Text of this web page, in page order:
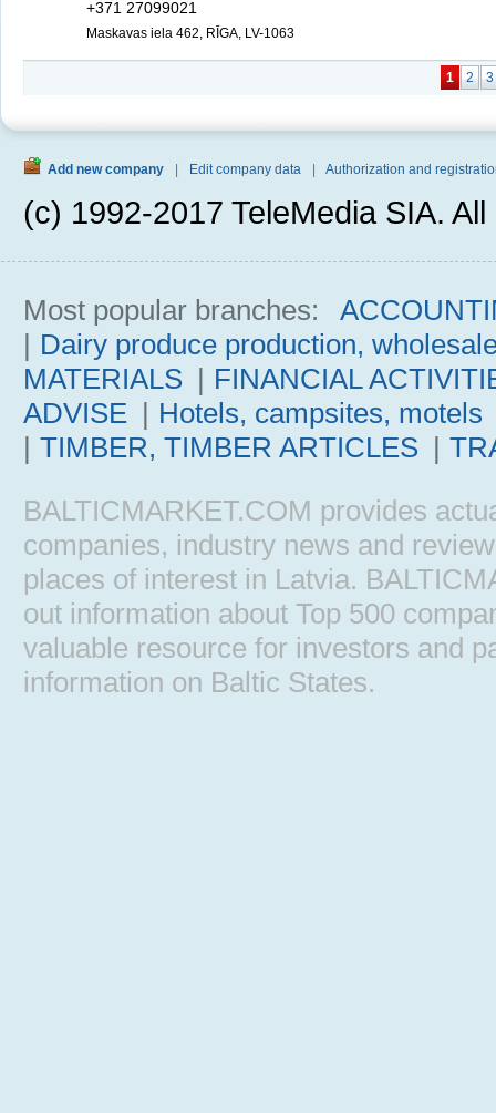
+371 27099021
Maskavas iela 462, RĪGA, LV-1063
1 2 3
Add new company Edit company data Authorization and
(c) 1992-2017 TeleMedia SIA.
Most popular branches:
| Dairy produce production,
MATERIALS | FINANCIAL
ADVISE | Hotels, campsites, motels
| TIMBER, TIMBER ARTICLES |
BALTICMARKET.COM provides
companies, industry news and
places of interest in Latvia.
out information about Top 500
valuable resource for investors and
information on Baltic States.